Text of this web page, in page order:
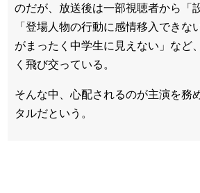
のだが、放送後は一部視聴者から「
「登場人物の行動に感情移入できな
がまったく中学生に見えない」など
く飛び交っている。
そんな中、心配されるのが主演を務
タルだという。